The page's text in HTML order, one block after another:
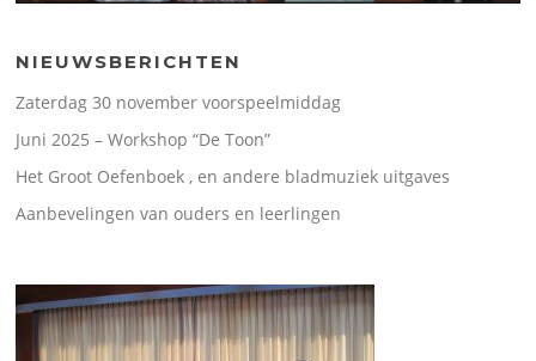
NIEUWSBERICHTEN
Zaterdag 30 november voorspeelmiddag
Juni 2025 – Workshop “De Toon”
Het Groot Oefenboek , en andere bladmuziek uitgaves
Aanbevelingen van ouders en leerlingen